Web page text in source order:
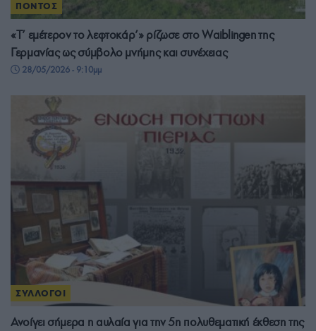
ΠΟΝΤΟΣ
«Τ’ εμέτερον το λεφτοκάρ’» ρίζωσε στο Waiblingen της
Γερμανίας ως σύμβολο μνήμης και συνέχειας
28/05/2026 - 9:10μμ
ΣΥΛΛΟΓΟΙ
Ανοίγει σήμερα η αυλαία για την 5η πολυθεματική έκθεση της